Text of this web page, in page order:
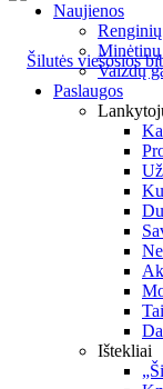
Naujienos
Minėtinų
Vaizdų
Paslaugos
Ištekliai